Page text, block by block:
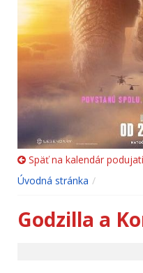
Späť na kalendár podujatí
Úvodná stránka
Godzilla a